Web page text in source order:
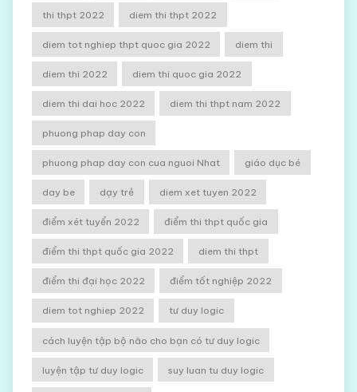
thi thpt 2022 diem thi thpt 2022
diem tot nghiep thpt quoc gia 2022 diem thi
diem thi 2022 diem thi quoc gia 2022
diem thi dai hoc 2022 diem thi thpt nam 2022
phuong phap day con
phuong phap day con cua nguoi Nhat giáo dục bé
day be dạy trẻ diem xet tuyen 2022
điểm xét tuyển 2022 điểm thi thpt quốc gia
điểm thi thpt quốc gia 2022 diem thi thpt
điểm thi đại học 2022 điểm tốt nghiệp 2022
diem tot nghiep 2022 tư duy logic
cách luyện tập bộ não cho bạn có tư duy logic
luyện tập tư duy logic suy luan tu duy logic